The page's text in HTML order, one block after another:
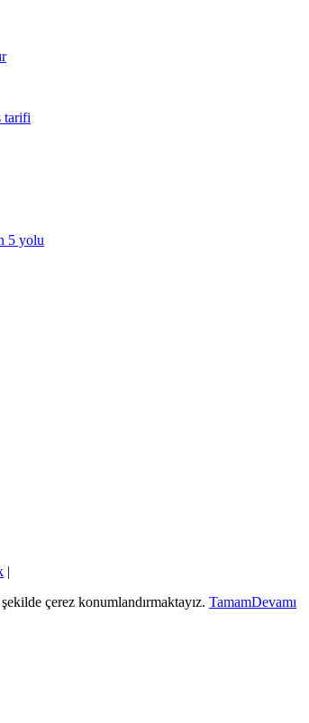
tarifi
5 yolu
|
çerez konumlandırmaktayız. TamamDevamı